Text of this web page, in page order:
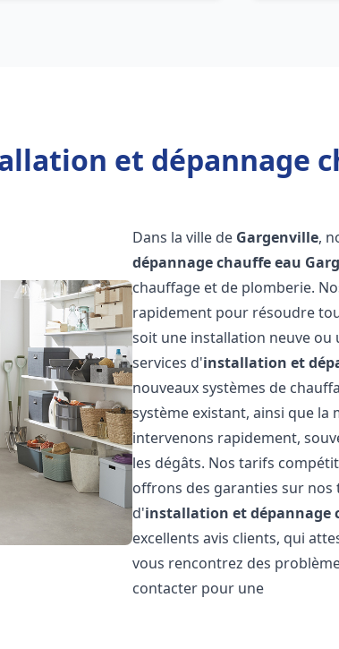
et dépannage
Dans la ville de Gargenville,
dépannage chauffe eau
chauffage et de plomberie.
rapidement pour résoudre
soit une installation neuve
services d'installation et
nouveaux systèmes de
système existant, ainsi que
intervenons rapidement,
les dégâts. Nos tarifs
offrons des garanties sur
d'installation et dépannage
excellents avis clients, qui
vous rencontrez des
contacter pour une